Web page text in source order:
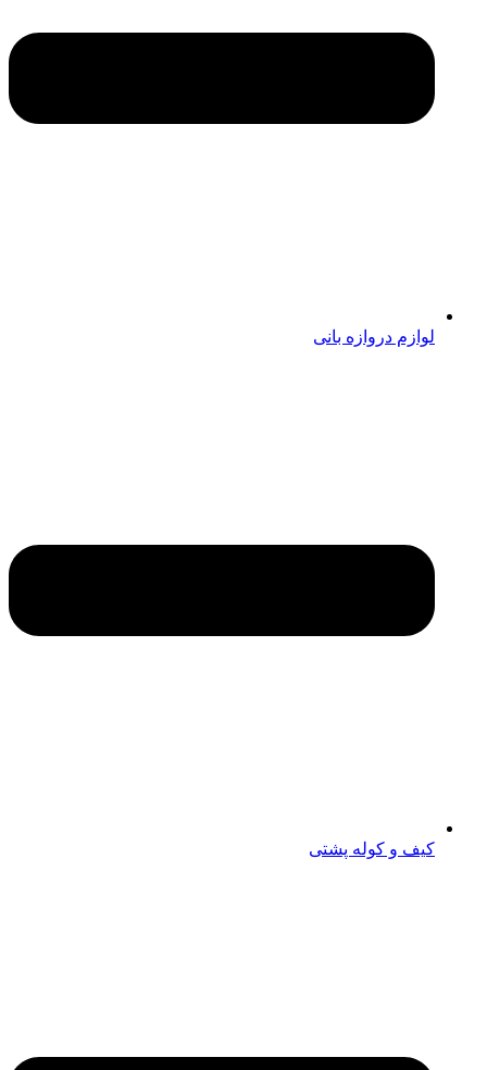
لوازم دروازه بانی
کیف و کوله پشتی